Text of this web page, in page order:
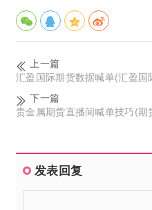
上一篇
汇盈国际期货数据喊单(汇盈
下一篇
贵金属期货直播间喊单技巧(期
发表回复